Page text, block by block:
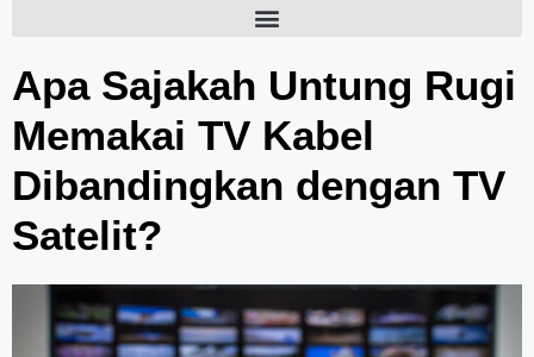
Apa Sajakah Untung Rugi
Memakai TV Kabel
Dibandingkan dengan TV
Satelit?